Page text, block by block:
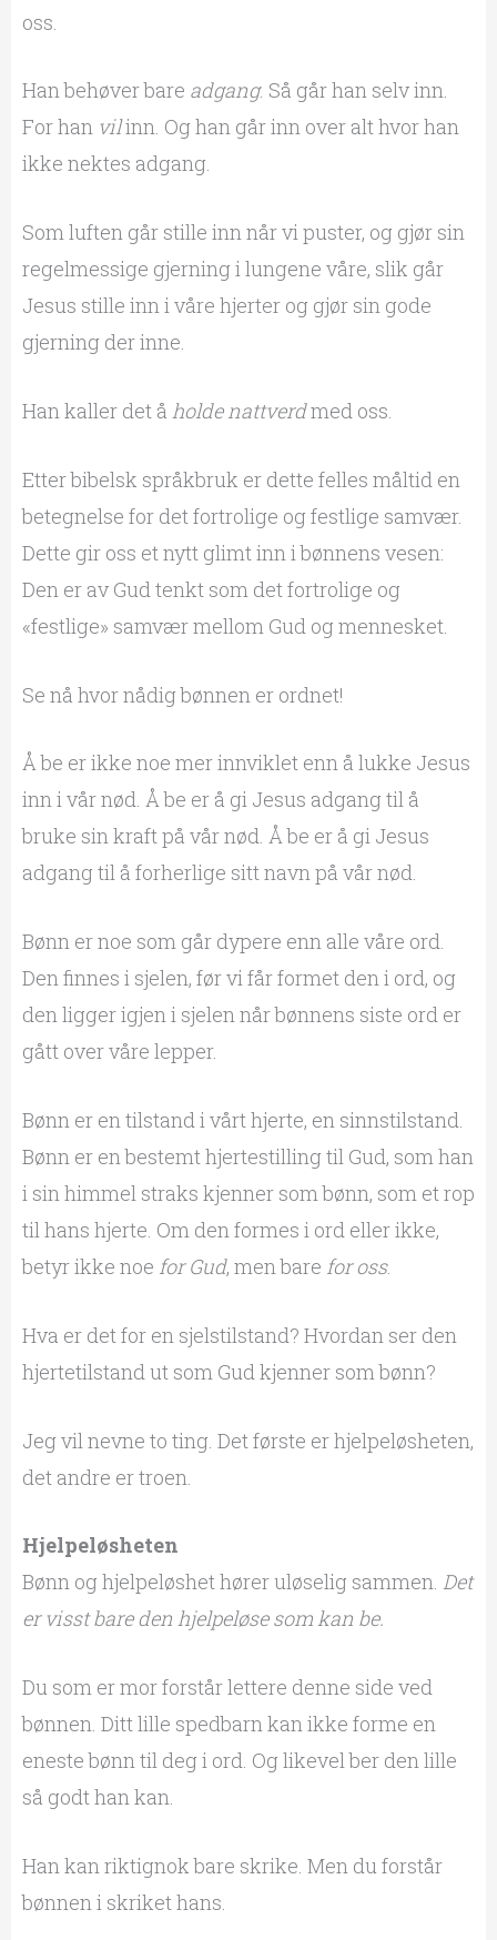
oss.
Han behøver bare adgang. Så går han selv inn.
For han vilinn. Og han går inn over alt hvor han
ikke nektes adgang.
Som luften går stille inn når vi puster, og gjør sin
regelmessige gjerning i lungene våre, slik går
Jesus stille inn i våre hjerter og gjør sin gode
gjerning der inne.
Han kaller det å holde nattverdmed oss.
Etter bibelsk språkbruk er dette felles måltid en
betegnelse for det fortrolige og festlige samvær.
Dette gir oss et nytt glimt inn i bønnens vesen:
Den er av Gud tenkt som det fortrolige og
«festlige» samvær mellom Gud og mennesket.
Se nå hvor nådig bønnen er ordnet!
Å be er ikke noe mer innviklet enn å lukke Jesus
inn i vår nød. Å be er å gi Jesus adgang til å
bruke sin kraft på vår nød. Å be er å gi Jesus
adgang til å forherlige sitt navn på vår nød.
Bønn er noe som går dypere enn alle våre ord.
Den finnes i sjelen, før vi får formet den i ord, og
den ligger igjen i sjelen når bønnens siste ord er
gått over våre lepper.
Bønn er en tilstand i vårt hjerte, en sinnstilstand.
Bønn er en bestemt hjertestilling til Gud, som han
i sin himmel straks kjenner som bønn, som et rop
til hans hjerte. Om den formes i ord eller ikke,
betyr ikke noe for Gud, men bare for oss.
Hva er det for en sjelstilstand? Hvordan ser den
hjertetilstand ut som Gud kjenner som bønn?
Jeg vil nevne to ting. Det første er hjelpeløsheten,
det andre er troen.
Hjelpeløsheten
Bønn og hjelpeløshet hører uløselig sammen. Det
er visst bare den hjelpeløse som kan be.
Du som er mor forstår lettere denne side ved
bønnen. Ditt lille spedbarn kan ikke forme en
eneste bønn til deg i ord. Og likevel ber den lille
så godt han kan.
Han kan riktignok bare skrike. Men du forstår
bønnen i skriket hans.